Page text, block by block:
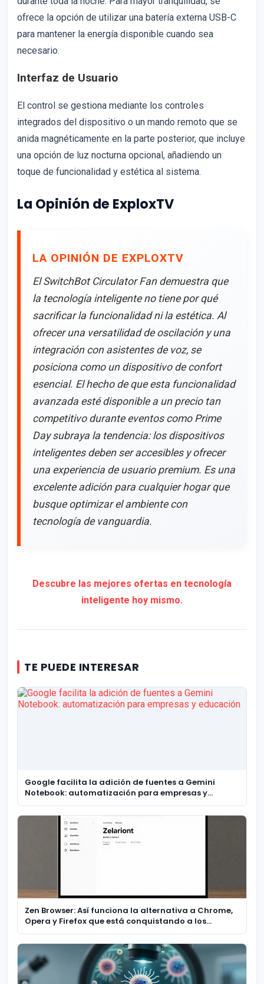
ofrece la opción de utilizar una batería externa USB-C
para mantener la energía disponible cuando sea
necesario.
Interfaz de Usuario
El control se gestiona mediante los controles
integrados del dispositivo o un mando remoto que se
anida magnéticamente en la parte posterior, que incluye
una opción de luz nocturna opcional, añadiendo un
toque de funcionalidad y estética al sistema.
La Opinión de ExploxTV
LA OPINIÓN DE EXPLOXTV
El SwitchBot Circulator Fan demuestra que
la tecnología inteligente no tiene por qué
sacrificar la funcionalidad ni la estética. Al
ofrecer una versatilidad de oscilación y una
integración con asistentes de voz, se
posiciona como un dispositivo de confort
esencial. El hecho de que esta funcionalidad
avanzada esté disponible a un precio tan
competitivo durante eventos como Prime
Day subraya la tendencia: los dispositivos
inteligentes deben ser accesibles y ofrecer
una experiencia de usuario premium. Es una
excelente adición para cualquier hogar que
busque optimizar el ambiente con
tecnología de vanguardia.
Descubre las mejores ofertas en tecnología
inteligente hoy mismo.
TE PUEDE INTERESAR
Google facilita la adición de fuentes a Gemini
Notebook: automatización para empresas y
educación
Zen Browser: Así funciona la alternativa a Chrome,
Opera y Firefox que está conquistando a los
usuarios